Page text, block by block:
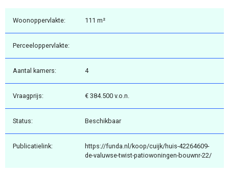
Woonoppervlakte: 111 m²
Perceeloppervlakte:
Aantal kamers: 4
Vraagprijs: € 384.500 v.o.n.
Status: Beschikbaar
Publicatielink:
https://funda.nl/koop/cuijk/huis-42264609-
de-valuwse-twist-patiowoningen-bouwnr-22/